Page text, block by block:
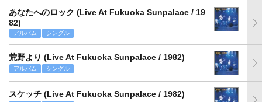
あなたへのロック (Live At Fukuoka Sunpalace / 19
82)
アルバム シングル
荒野より (Live At Fukuoka Sunpalace / 1982)
アルバム シングル
スケッチ (Live At Fukuoka Sunpalace / 1982)